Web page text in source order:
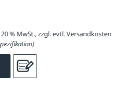
% MwSt., zzgl. evtl. Versandkosten